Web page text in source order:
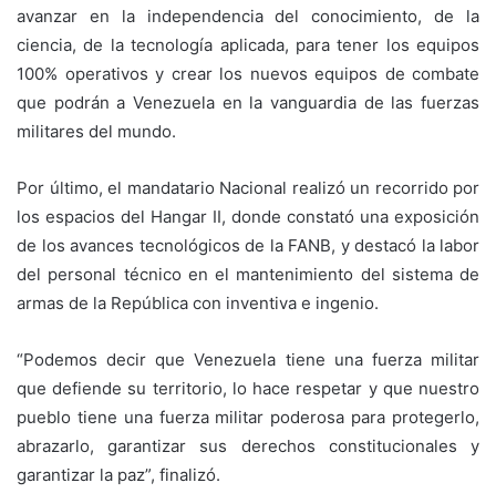
avanzar en la independencia del conocimiento, de la
ciencia, de la tecnología aplicada, para tener los equipos
100% operativos y crear los nuevos equipos de combate
que podrán a Venezuela en la vanguardia de las fuerzas
militares del mundo.
Por último, el mandatario Nacional realizó un recorrido por
los espacios del Hangar II, donde constató una exposición
de los avances tecnológicos de la FANB, y destacó la labor
del personal técnico en el mantenimiento del sistema de
armas de la República con inventiva e ingenio.
“Podemos decir que Venezuela tiene una fuerza militar
que defiende su territorio, lo hace respetar y que nuestro
pueblo tiene una fuerza militar poderosa para protegerlo,
abrazarlo, garantizar sus derechos constitucionales y
garantizar la paz”, finalizó.